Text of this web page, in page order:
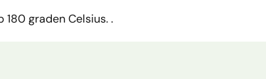
graden Celsius. .